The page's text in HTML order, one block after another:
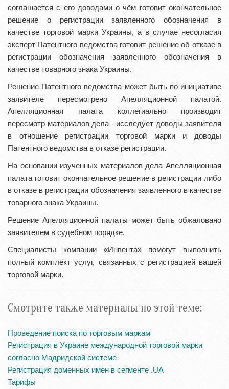
соглашается с его доводами о чём готовит окончательное
решение о регистрации заявленного обозначения в
качестве торговой марки Украины, а в случае несогласия
эксперт Патентного ведомства готовит решение об отказе в
регистрации обозначения заявленного обозначения в
качестве товарного знака Украины.
Решение Патентного ведомства может быть по инициативе
заявителе пересмотрено Апелляционной палатой.
Апелляционная палата коллегиально производит
пересмотр материалов дела - исследует доводы заявителя
в отношение регистрации торговой марки и доводы
Патентного ведомства в отказе регистрации.
На основании изученных материалов дела Апелляционная
палата готовит окончательное решение в регистрации либо
в отказе в регистрации обозначения заявленного в качестве
товарного знака Украины.
Решение Апелляционной палаты может быть обжаловано
заявителем в судебном порядке.
Специалисты компании «Инвента» помогут выполнить
полный комплект услуг, связанных с регистрацией вашей
торговой марки.
Смотрите также материалы по этой теме:
Проведение поиска по торговым маркам
Регистрация в Украине международной торговой марки
согласно Мадридской системе
Регистрация доменных имен в сегменте .UA
Тарифы